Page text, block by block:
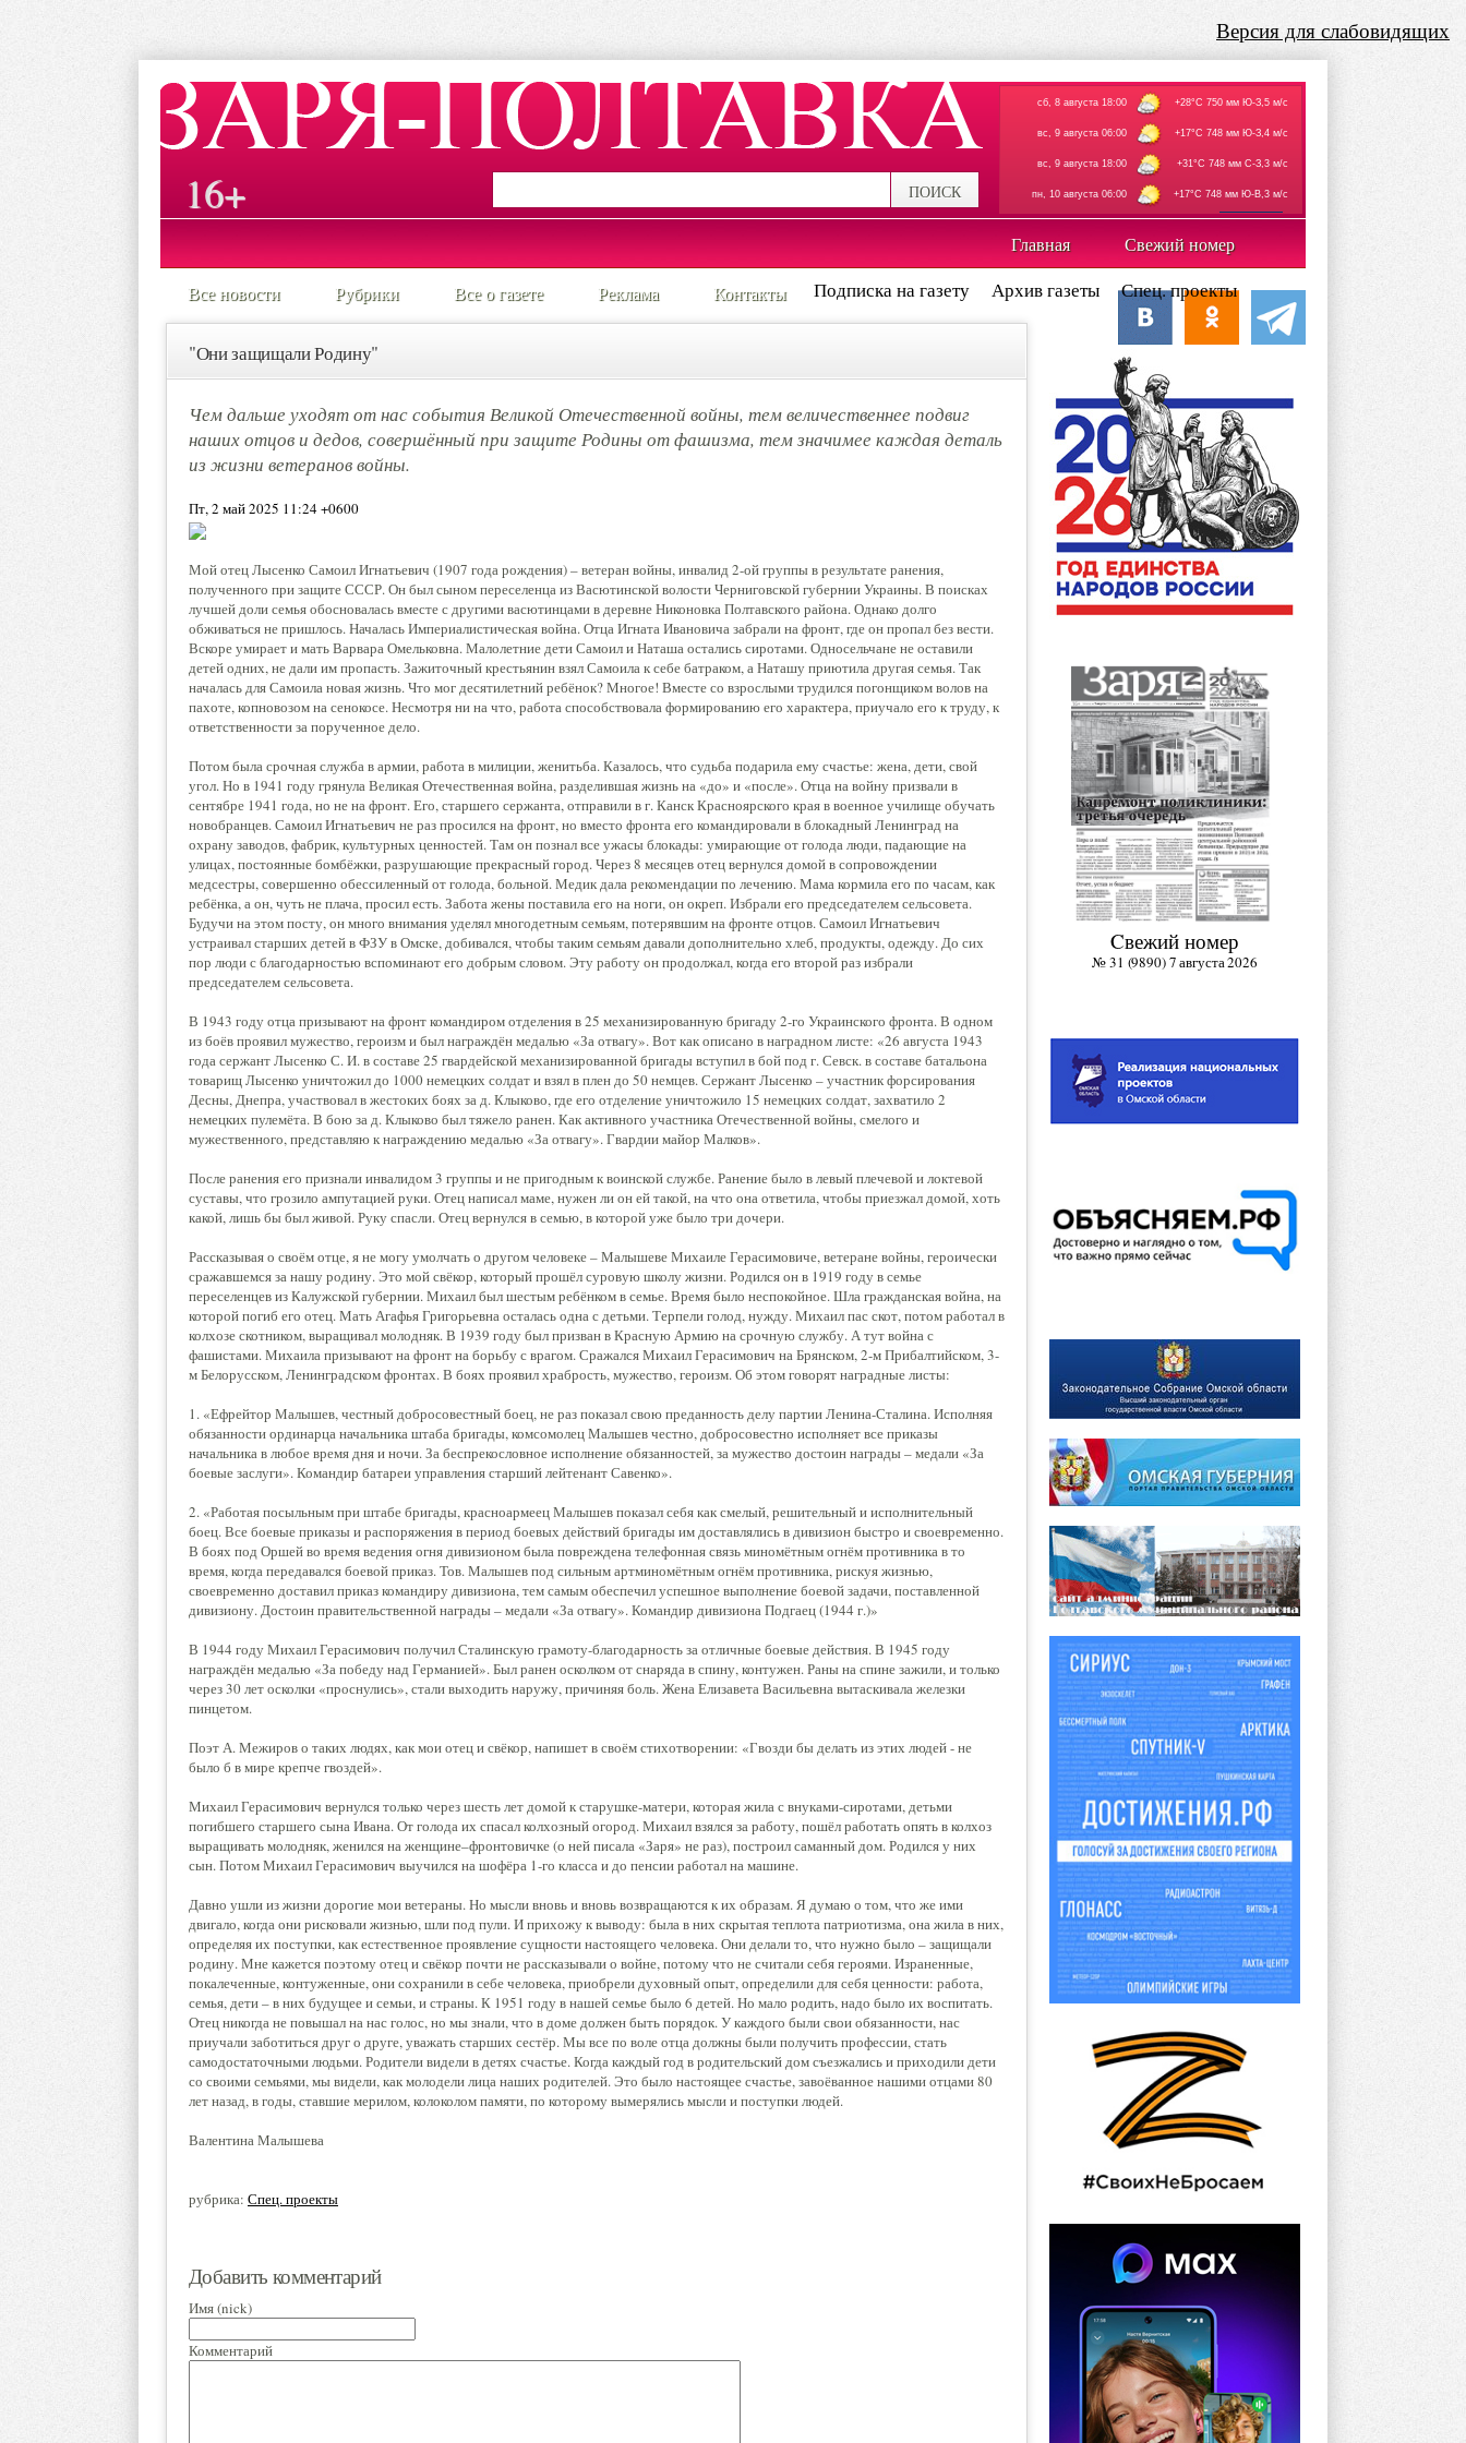
Версия для слабовидящих
16+ ПОИСК
сб, 8 августа 18:00 +28°C 750 мм Ю-З,5 м/с
вс, 9 августа 06:00 +17°C 748 мм Ю-З,4 м/с
вс, 9 августа 18:00 +31°C 748 мм С-З,3 м/с
пн, 10 августа 06:00 +17°C 748 мм Ю-В,3 м/с
Главная Свежий номер
Все новости Рубрики Все о газете Реклама Контакты Подписка на газету Архив газеты Спец. проекты
"Они защищали Родину"
Чем дальше уходят от нас события Великой Отечественной войны, тем величественнее подвиг
наших отцов и дедов, совершённый при защите Родины от фашизма, тем значимее каждая деталь
из жизни ветеранов войны.
Пт, 2 май 2025 11:24 +0600
Мой отец Лысенко Самоил Игнатьевич (1907 года рождения) – ветеран войны, инвалид 2-ой группы в результате ранения,
полученного при защите СССР. Он был сыном переселенца из Васютинской волости Черниговской губернии Украины. В поисках
лучшей доли семья обосновалась вместе с другими васютинцами в деревне Никоновка Полтавского района. Однако долго
обживаться не пришлось. Началась Империалистическая война. Отца Игната Ивановича забрали на фронт, где он пропал без вести.
Вскоре умирает и мать Варвара Омельковна. Малолетние дети Самоил и Наташа остались сиротами. Односельчане не оставили
детей одних, не дали им пропасть. Зажиточный крестьянин взял Самоила к себе батраком, а Наташу приютила другая семья. Так
началась для Самоила новая жизнь. Что мог десятилетний ребёнок? Многое! Вместе со взрослыми трудился погонщиком волов на
пахоте, копновозом на сенокосе. Несмотря ни на что, работа способствовала формированию его характера, приучало его к труду, к
ответственности за порученное дело.
Потом была срочная служба в армии, работа в милиции, женитьба. Казалось, что судьба подарила ему счастье: жена, дети, свой
угол. Но в 1941 году грянула Великая Отечественная война, разделившая жизнь на «до» и «после». Отца на войну призвали в
сентябре 1941 года, но не на фронт. Его, старшего сержанта, отправили в г. Канск Красноярского края в военное училище обучать
новобранцев. Самоил Игнатьевич не раз просился на фронт, но вместо фронта его командировали в блокадный Ленинград на
охрану заводов, фабрик, культурных ценностей. Там он познал все ужасы блокады: умирающие от голода люди, падающие на
улицах, постоянные бомбёжки, разрушающие прекрасный город. Через 8 месяцев отец вернулся домой в сопровождении
медсестры, совершенно обессиленный от голода, больной. Медик дала рекомендации по лечению. Мама кормила его по часам, как
ребёнка, а он, чуть не плача, просил есть. Забота жены поставила его на ноги, он окреп. Избрали его председателем сельсовета.
Будучи на этом посту, он много внимания уделял многодетным семьям, потерявшим на фронте отцов. Самоил Игнатьевич
устраивал старших детей в ФЗУ в Омске, добивался, чтобы таким семьям давали дополнительно хлеб, продукты, одежду. До сих
пор люди с благодарностью вспоминают его добрым словом. Эту работу он продолжал, когда его второй раз избрали
председателем сельсовета.
В 1943 году отца призывают на фронт командиром отделения в 25 механизированную бригаду 2-го Украинского фронта. В одном
из боёв проявил мужество, героизм и был награждён медалью «За отвагу». Вот как описано в наградном листе: «26 августа 1943
года сержант Лысенко С. И. в составе 25 гвардейской механизированной бригады вступил в бой под г. Севск. в составе батальона
товарищ Лысенко уничтожил до 1000 немецких солдат и взял в плен до 50 немцев. Сержант Лысенко – участник форсирования
Десны, Днепра, участвовал в жестоких боях за д. Клыково, где его отделение уничтожило 15 немецких солдат, захватило 2
немецких пулемёта. В бою за д. Клыково был тяжело ранен. Как активного участника Отечественной войны, смелого и
мужественного, представляю к награждению медалью «За отвагу». Гвардии майор Малков».
После ранения его признали инвалидом 3 группы и не пригодным к воинской службе. Ранение было в левый плечевой и локтевой
суставы, что грозило ампутацией руки. Отец написал маме, нужен ли он ей такой, на что она ответила, чтобы приезжал домой, хоть
какой, лишь бы был живой. Руку спасли. Отец вернулся в семью, в которой уже было три дочери.
Рассказывая о своём отце, я не могу умолчать о другом человеке – Малышеве Михаиле Герасимовиче, ветеране войны, героически
сражавшемся за нашу родину. Это мой свёкор, который прошёл суровую школу жизни. Родился он в 1919 году в семье
переселенцев из Калужской губернии. Михаил был шестым ребёнком в семье. Время было неспокойное. Шла гражданская война, на
которой погиб его отец. Мать Агафья Григорьевна осталась одна с детьми. Терпели голод, нужду. Михаил пас скот, потом работал в
колхозе скотником, выращивал молодняк. В 1939 году был призван в Красную Армию на срочную службу. А тут война с
фашистами. Михаила призывают на фронт на борьбу с врагом. Сражался Михаил Герасимович на Брянском, 2-м Прибалтийском, 3-
м Белорусском, Ленинградском фронтах. В боях проявил храбрость, мужество, героизм. Об этом говорят наградные листы:
1. «Ефрейтор Малышев, честный добросовестный боец, не раз показал свою преданность делу партии Ленина-Сталина. Исполняя
обязанности ординарца начальника штаба бригады, комсомолец Малышев честно, добросовестно исполняет все приказы
начальника в любое время дня и ночи. За беспрекословное исполнение обязанностей, за мужество достоин награды – медали «За
боевые заслуги». Командир батареи управления старший лейтенант Савенко».
2. «Работая посыльным при штабе бригады, красноармеец Малышев показал себя как смелый, решительный и исполнительный
боец. Все боевые приказы и распоряжения в период боевых действий бригады им доставлялись в дивизион быстро и своевременно.
В боях под Оршей во время ведения огня дивизионом была повреждена телефонная связь миномётным огнём противника в то
время, когда передавался боевой приказ. Тов. Малышев под сильным артминомётным огнём противника, рискуя жизнью,
своевременно доставил приказ командиру дивизиона, тем самым обеспечил успешное выполнение боевой задачи, поставленной
дивизиону. Достоин правительственной награды – медали «За отвагу». Командир дивизиона Подгаец (1944 г.)»
В 1944 году Михаил Герасимович получил Сталинскую грамоту-благодарность за отличные боевые действия. В 1945 году
награждён медалью «За победу над Германией». Был ранен осколком от снаряда в спину, контужен. Раны на спине зажили, и только
через 30 лет осколки «проснулись», стали выходить наружу, причиняя боль. Жена Елизавета Васильевна вытаскивала железки
пинцетом.
Поэт А. Межиров о таких людях, как мои отец и свёкор, напишет в своём стихотворении: «Гвозди бы делать из этих людей - не
было б в мире крепче гвоздей».
Михаил Герасимович вернулся только через шесть лет домой к старушке-матери, которая жила с внуками-сиротами, детьми
погибшего старшего сына Ивана. От голода их спасал колхозный огород. Михаил взялся за работу, пошёл работать опять в колхоз
выращивать молодняк, женился на женщине–фронтовичке (о ней писала «Заря» не раз), построил саманный дом. Родился у них
сын. Потом Михаил Герасимович выучился на шофёра 1-го класса и до пенсии работал на машине.
Давно ушли из жизни дорогие мои ветераны. Но мысли вновь и вновь возвращаются к их образам. Я думаю о том, что же ими
двигало, когда они рисковали жизнью, шли под пули. И прихожу к выводу: была в них скрытая теплота патриотизма, она жила в них,
определяя их поступки, как естественное проявление сущности настоящего человека. Они делали то, что нужно было – защищали
родину. Мне кажется поэтому отец и свёкор почти не рассказывали о войне, потому что не считали себя героями. Израненные,
покалеченные, контуженные, они сохранили в себе человека, приобрели духовный опыт, определили для себя ценности: работа,
семья, дети – в них будущее и семьи, и страны. К 1951 году в нашей семье было 6 детей. Но мало родить, надо было их воспитать.
Отец никогда не повышал на нас голос, но мы знали, что в доме должен быть порядок. У каждого были свои обязанности, нас
приучали заботиться друг о друге, уважать старших сестёр. Мы все по воле отца должны были получить профессии, стать
самодостаточными людьми. Родители видели в детях счастье. Когда каждый год в родительский дом съезжались и приходили дети
со своими семьями, мы видели, как молодели лица наших родителей. Это было настоящее счастье, завоёванное нашими отцами 80
лет назад, в годы, ставшие мерилом, колоколом памяти, по которому вымерялись мысли и поступки людей.
Валентина Малышева
рубрика: Спец. проекты
Добавить комментарий
Имя (nick)
Комментарий
Cвежий номер
№ 31 (9890) 7 августа 2026